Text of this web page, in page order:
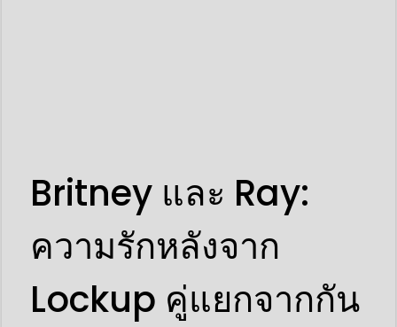
Britney และ Ray:
ความรักหลังจาก
Lockup คู่แยกจากกัน